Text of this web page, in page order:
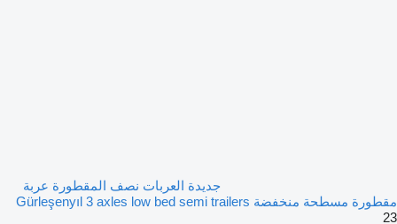
جديدة العربات نصف المقطورة عربة
مقطورة مسطحة منخفضة Gürleşenyıl 3 axles low bed semi trailers
23